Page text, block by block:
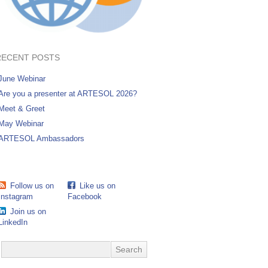
POSTS
Webinar
you a presenter at ARTESOL 2026?
& Greet
Webinar
Ambassadors
Follow us on
Like us on
Facebook
Join us on